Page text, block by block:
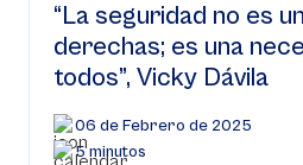
“La seguridad no es
derechas; es una
todos”, Vicky Dávila
06 de Febrero de 2025
5 minutos